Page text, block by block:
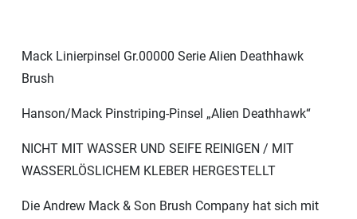
Mack Linierpinsel Gr.00000 Serie Alien Deathhawk
Brush
Hanson/Mack Pinstriping-Pinsel „Alien Deathhawk“
NICHT MIT WASSER UND SEIFE REINIGEN / MIT
WASSERLÖSLICHEM KLEBER HERGESTELLT
Die Andrew Mack & Son Brush Company hat sich mit